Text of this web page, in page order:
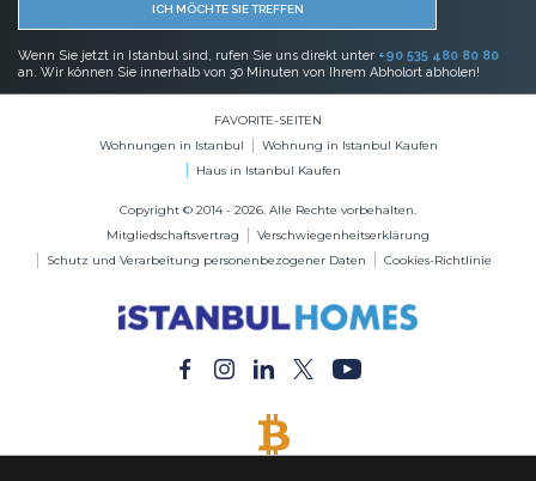
ICH MÖCHTE SIE TREFFEN
Wenn Sie jetzt in Istanbul sind, rufen Sie uns direkt unter +90 535 480 80 80
an. Wir können Sie innerhalb von 30 Minuten von Ihrem Abholort abholen!
FAVORITE-SEITEN
Wohnungen in Istanbul
Wohnung in Istanbul Kaufen
Haus in Istanbul Kaufen
Copyright © 2014 - 2026. Alle Rechte vorbehalten.
Mitgliedschaftsvertrag
Verschwiegenheitserklärung
Schutz und Verarbeitung personenbezogener Daten
Cookies-Richtlinie